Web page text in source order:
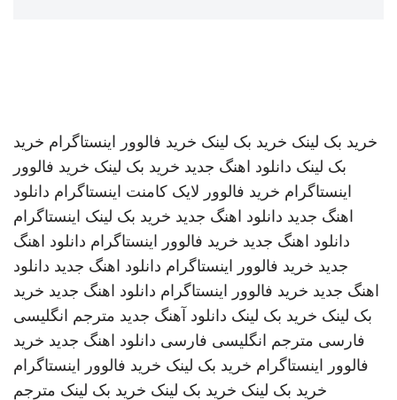
خرید بک لینک خرید بک لینک خرید فالوور اینستاگرام خرید
بک لینک دانلود اهنگ جدید خرید بک لینک خرید فالوور
اینستاگرام خرید فالوور لایک کامنت اینستاگرام دانلود
اهنگ جدید دانلود اهنگ جدید خرید بک لینک اینستاگرام
دانلود اهنگ جدید خرید فالوور اینستاگرام دانلود اهنگ
جدید خرید فالوور اینستاگرام دانلود اهنگ جدید دانلود
اهنگ جدید خرید فالوور اینستاگرام دانلود اهنگ جدید خرید
بک لینک خرید بک لینک دانلود آهنگ جدید مترجم انگلیسی
فارسی مترجم انگلیسی فارسی دانلود اهنگ جدید خرید
فالوور اینستاگرام خرید بک لینک خرید فالوور اینستاگرام
خرید بک لینک خرید بک لینک خرید بک لینک مترجم